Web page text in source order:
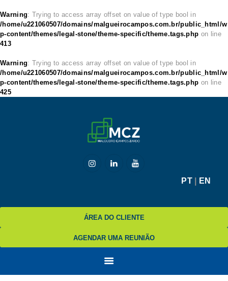
Warning: Trying to access array offset on value of type bool in
/home/u221060507/domains/malgueirocampos.com.br/public_html/w
p-content/themes/legal-stone/theme-specific/theme.tags.php on line
413
Warning: Trying to access array offset on value of type bool in
/home/u221060507/domains/malgueirocampos.com.br/public_html/w
p-content/themes/legal-stone/theme-specific/theme.tags.php on line
425
PT| EN
ÁREA DO CLIENTE
AGENDAR UMA REUNIÃO
HOME
MCZ
EXPERTISE